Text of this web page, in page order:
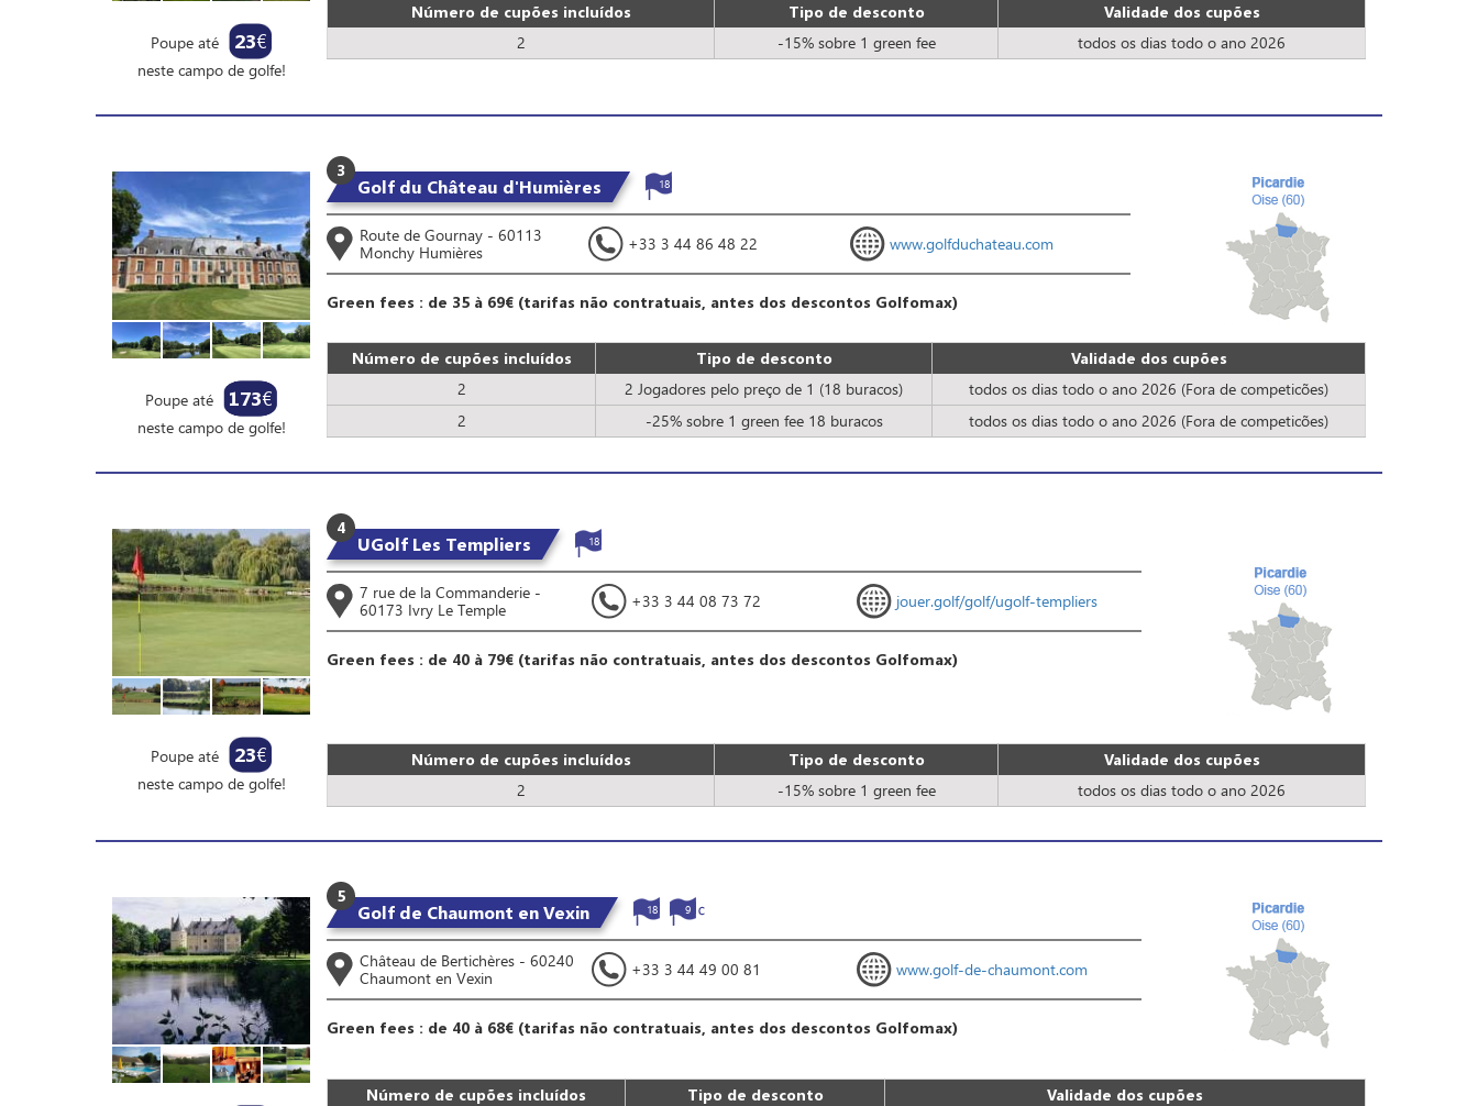
Poupe até 23€
neste campo de golfe!
Número de cupões incluídos Tipo de desconto
Validade dos cupões
2
-15% sobre 1 green fee todos os dias todo o ano 2026
Poupe até 173€
neste campo de golfe!
3
Golf du Château d'Humières 18
Route de Gournay - 60113
Monchy Humières
+33 3 44 86 48 22 www.golfduchateau.com
Green fees : de 35 à 69€ (tarifas não contratuais, antes dos descontos Golfomax)
Número de cupões incluídos Tipo de desconto
Validade dos cupões
2
2 Jogadores pelo preço de 1 (18 buracos)
todos os dias todo o ano 2026 (Fora de competicões)
2
-25% sobre 1 green fee 18 buracos todos os dias todo o ano 2026 (Fora de competicões)
Poupe até 23€
neste campo de golfe!
4
UGolf Les Templiers 18
7 rue de la Commanderie -
60173 Ivry Le Temple
+33 3 44 08 73 72 jouer.golf/golf/ugolf-templiers
Green fees : de 40 à 79€ (tarifas não contratuais, antes dos descontos Golfomax)
Número de cupões incluídos Tipo de desconto
Validade dos cupões
2
-15% sobre 1 green fee todos os dias todo o ano 2026
5
Golf de Chaumont en Vexin 18 9
Château de Bertichères - 60240
Chaumont en Vexin
+33 3 44 49 00 81 www.golf-de-chaumont.com
Green fees : de 40 à 68€ (tarifas não contratuais, antes dos descontos Golfomax)
Número de cupões incluídos Tipo de desconto
Validade dos cupões